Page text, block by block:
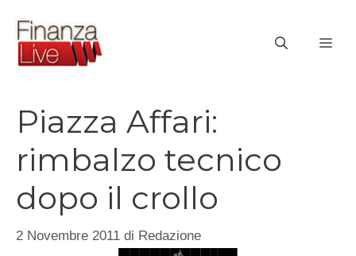
contenuto
Piazza Affari:
rimbalzo tecnico
dopo il crollo
2 Novembre 2011 di Redazione